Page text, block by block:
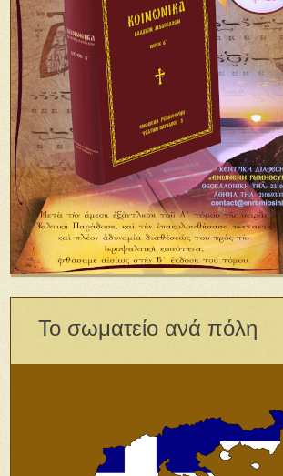
Το σωματείο ανά πόλη